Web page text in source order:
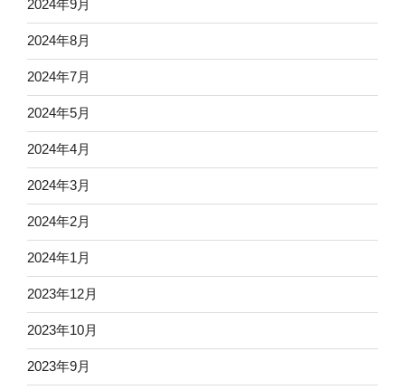
2024年9月
2024年8月
2024年7月
2024年5月
2024年4月
2024年3月
2024年2月
2024年1月
2023年12月
2023年10月
2023年9月